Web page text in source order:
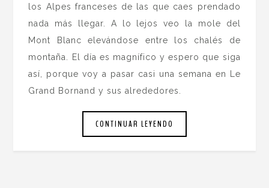
los Alpes franceses de las que caes prendado
nada más llegar. A lo lejos veo la mole del
Mont Blanc elevándose entre los chalés de
montaña. El día es magnífico y espero que siga
así, porque voy a pasar casi una semana en Le
Grand Bornand y sus alrededores.
CONTINUAR LEYENDO